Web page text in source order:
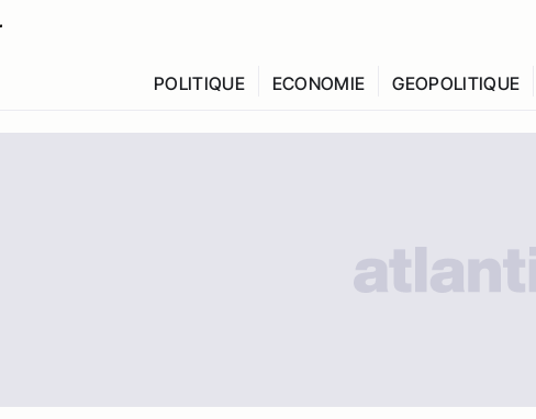
POLITIQUE ECONOMIE GEOPOLITIQUE